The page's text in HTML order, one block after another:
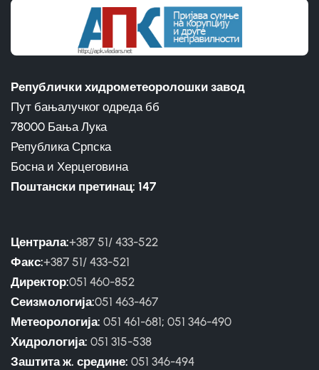
Републички хидрометеоролошки завод
Пут бањалучког одреда бб
78000 Бања Лука
Република Српска
Босна и Херцеговина
Поштански претинац: 147
Централа:+387 51/ 433-522
Факс:+387 51/ 433-521
Директор:051 460-852
Сеизмологија:051 463-467
Метеорологија: 051 461-681; 051 346-490
Хидрологија: 051 315-538
Заштита ж. средине: 051 346-494